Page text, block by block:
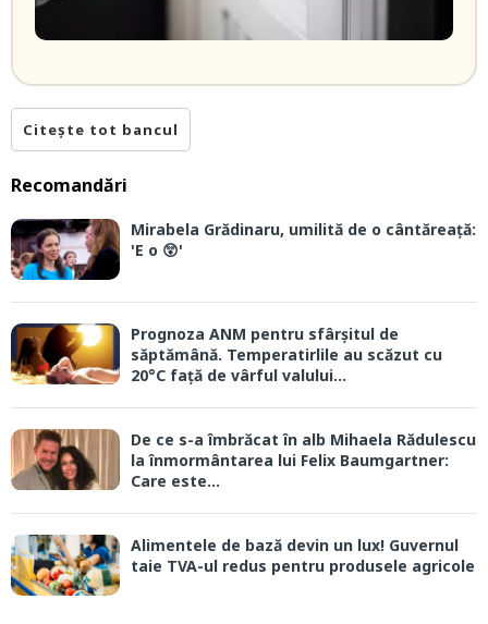
Citește tot bancul
Recomandări
Mirabela Grădinaru, umilită de o cântăreață:
'E o 😲'
Prognoza ANM pentru sfârșitul de
săptămână. Temperatirlile au scăzut cu
20°C față de vârful valului...
De ce s-a îmbrăcat în alb Mihaela Rădulescu
la înmormântarea lui Felix Baumgartner:
Care este...
Alimentele de bază devin un lux! Guvernul
taie TVA-ul redus pentru produsele agricole